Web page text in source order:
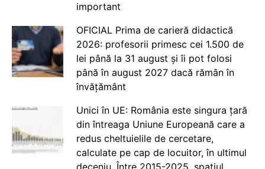
important
OFICIAL Prima de carieră didactică
2026: profesorii primesc cei 1.500 de
lei până la 31 august și îi pot folosi
până în august 2027 dacă rămân în
învățământ
Unici în UE: România este singura țară
din întreaga Uniune Europeană care a
redus cheltuielile de cercetare,
calculate pe cap de locuitor, în ultimul
deceniu. Între 2015-2025, spațiul